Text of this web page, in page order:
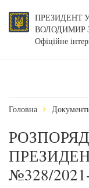
ПРЕЗИДЕНТ
ВОЛОДИМИР
Офіційне
Головна
№328/